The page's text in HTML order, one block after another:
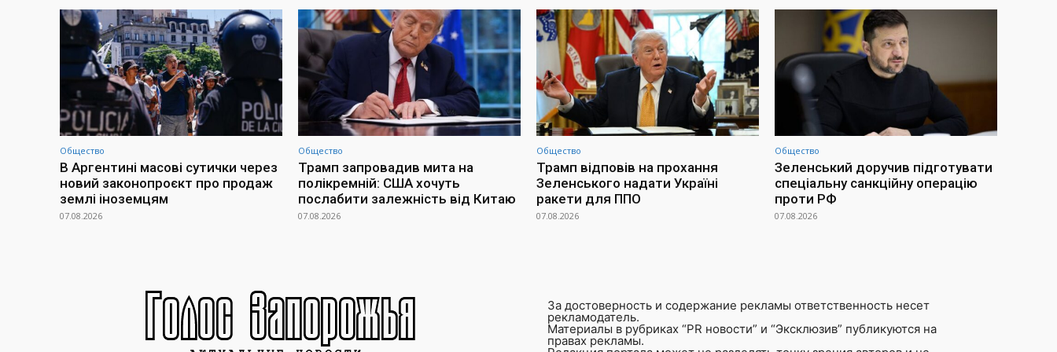
Общество
В Аргентині масові сутички через
новий законопроєкт про продаж
землі іноземцям
07.08.2026
Общество
Трамп запровадив мита на
полікремній: США хочуть
послабити залежність від Китаю
07.08.2026
Общество
Трамп відповів на прохання
Зеленського надати Україні
ракети для ППО
07.08.2026
Общество
Зеленський доручив підготувати
спеціальну санкційну операцію
проти РФ
07.08.2026
За достоверность и содержание рекламы ответственность несет
рекламодатель.
Материалы в рубриках “PR новости” и “Эксклюзив” публикуются на
правах рекламы.